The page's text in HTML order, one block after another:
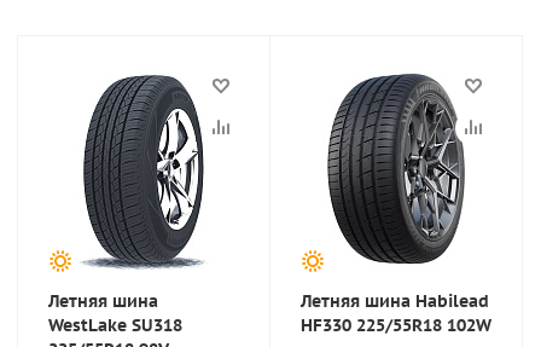
Летняя шина
WestLake SU318
Летняя шина Habilead
HF330 225/55R18 102W